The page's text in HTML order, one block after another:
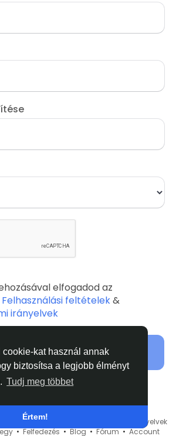
cookie-kat használ annak
biztosítsa a legjobb élményt
Tudj meg többet
Értem!
elfogadod az
Felhasználási feltételek&
irányelvek
Induljunk!
fiókod?Bejelentkezés
feltételek
Adatvédelmi irányelvek
•Felfedezés•Blog•Fórum•Account